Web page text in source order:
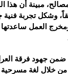
‏مبينة أن هذا
‏وشكل تجربة فنية
العمل
جهود فرقة
خلال لغة مسرحية